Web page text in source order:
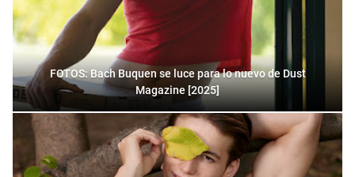
FOTOS: Bach Buquen se luce para lo nuevo de Dust
Magazine [2025]